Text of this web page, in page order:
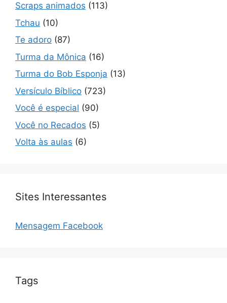
Scraps animados (113)
Tchau (10)
Te adoro (87)
Turma da Mônica (16)
Turma do Bob Esponja (13)
Versículo Bíblico (723)
Você é especial (90)
Você no Recados (5)
Volta às aulas (6)
Sites Interessantes
Mensagem Facebook
Tags